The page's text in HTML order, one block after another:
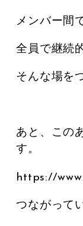
メンバー間
全員で継続
そんな場を
あと、この
す。
https://
つながって